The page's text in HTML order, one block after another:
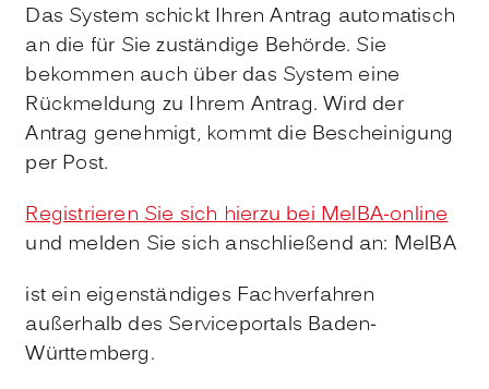
Das System schickt Ihren Antrag automatisch
an die für Sie zuständige Behörde. Sie
bekommen auch über das System eine
Rückmeldung zu Ihrem Antrag. Wird der
Antrag genehmigt, kommt die Bescheinigung
per Post.
Registrieren Sie sich hierzu bei MelBA-online
und melden Sie sich anschließend an: MelBA
ist ein eigenständiges Fachverfahren
außerhalb des Serviceportals Baden-
Württemberg.